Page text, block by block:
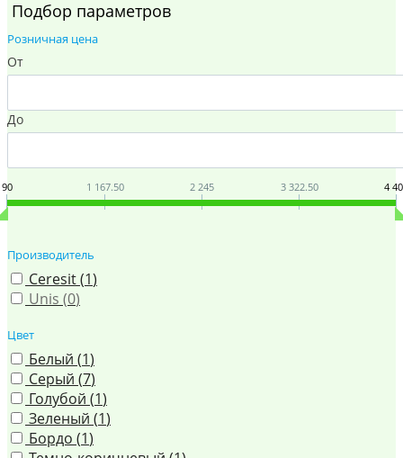
Подбор параметров
Розничная цена
От
До
90 1 167.50 2 245 3 322.50 4
Производитель
Ceresit (1)
Unis (0)
Цвет
Белый (1)
Серый (7)
Голубой (1)
Зеленый (1)
Бордо (1)